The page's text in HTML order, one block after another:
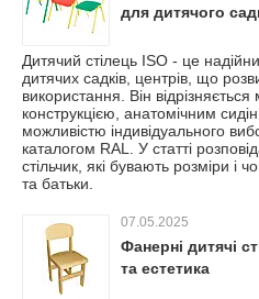
для дитячого
Дитячий стілець ISO - це
дитячих садків, центрів, що
використання. Він
конструкцією, анатомічним
можливістю індивідуального
каталогом RAL. У статті
стільчик, які бувають розміри і
та батьки.
07.05.2025
Фанерні дитячі
та естетика